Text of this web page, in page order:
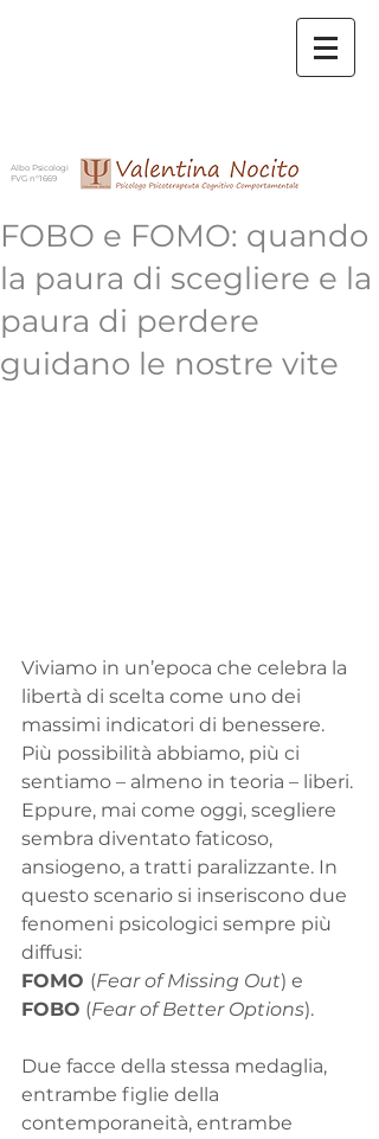
Albo Psicologi
FVG n°1669
FOBO e FOMO: quando
la paura di scegliere e la
paura di perdere
guidano le nostre vite
Viviamo in un’epoca che celebra la
libertà di scelta come uno dei
massimi indicatori di benessere.
Più possibilità abbiamo, più ci
sentiamo – almeno in teoria – liberi.
Eppure, mai come oggi, scegliere
sembra diventato faticoso,
ansiogeno, a tratti paralizzante. In
questo scenario si inseriscono due
fenomeni psicologici sempre più
diffusi:
FOMO (Fear of Missing Out) e
FOBO (Fear of Better Options).
Due facce della stessa medaglia,
entrambe figlie della
contemporaneità, entrambe